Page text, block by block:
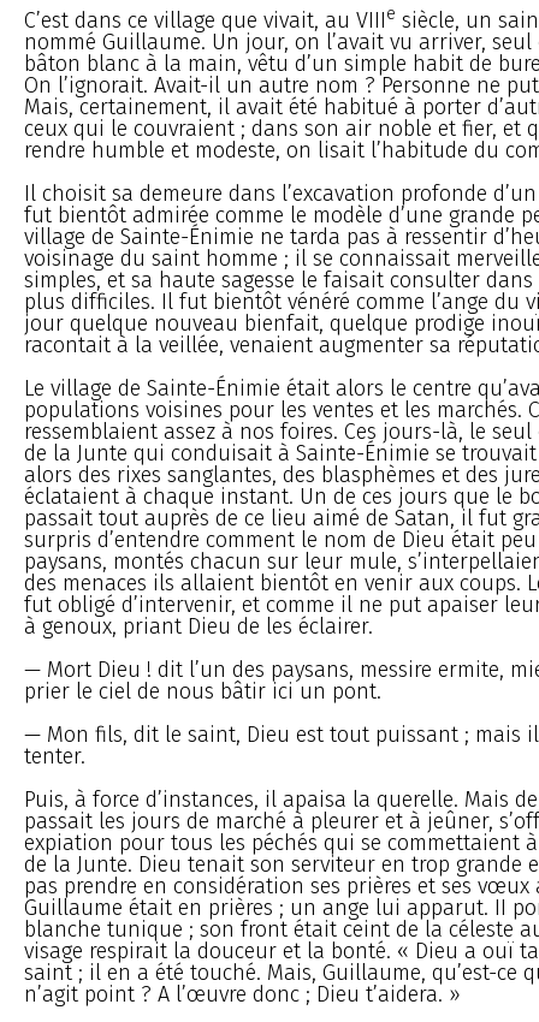
C’est dans ce village que vivait, au VIIIe siècle, un
nommé Guillaume. Un jour, on l’avait vu arriver, seul
bâton blanc à la main, vêtu d’un simple habit de
On l’ignorait. Avait-il un autre nom ? Personne ne
Mais, certainement, il avait été habitué à porter
ceux qui le couvraient ; dans son air noble et fier, et
rendre humble et modeste, on lisait l’habitude du
Il choisit sa demeure dans l’excavation profonde
fut bientôt admirée comme le modèle d’une grande
village de Sainte-Énimie ne tarda pas à ressentir
voisinage du saint homme ; il se connaissait
simples, et sa haute sagesse le faisait consulter
plus difficiles. Il fut bientôt vénéré comme l’ange du
jour quelque nouveau bienfait, quelque prodige
racontait à la veillée, venaient augmenter sa
Le village de Sainte-Énimie était alors le centre
populations voisines pour les ventes et les marchés.
ressemblaient assez à nos foires. Ces jours-là, le
de la Junte qui conduisait à Sainte-Énimie se
alors des rixes sanglantes, des blasphèmes et des
éclataient à chaque instant. Un de ces jours que le
passait tout auprès de ce lieu aimé de Satan, il fut
surpris d’entendre comment le nom de Dieu était peu
paysans, montés chacun sur leur mule,
des menaces ils allaient bientôt en venir aux coups.
fut obligé d’intervenir, et comme il ne put apaiser
à genoux, priant Dieu de les éclairer.
— Mort Dieu ! dit l’un des paysans, messire ermite,
prier le ciel de nous bâtir ici un pont.
— Mon fils, dit le saint, Dieu est tout puissant ; mais
tenter.
Puis, à force d’instances, il apaisa la querelle. Mais
passait les jours de marché à pleurer et à jeûner,
expiation pour tous les péchés qui se commettaient
de la Junte. Dieu tenait son serviteur en trop grande
pas prendre en considération ses prières et ses vœux
Guillaume était en prières ; un ange lui apparut. II
blanche tunique ; son front était ceint de la céleste
visage respirait la douceur et la bonté. « Dieu a ouï
saint ; il en a été touché. Mais, Guillaume, qu’est-ce
n’agit point ? A l’œuvre donc ; Dieu t’aidera. »